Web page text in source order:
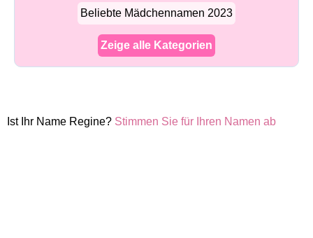
Beliebte Mädchennamen 2023
Zeige alle Kategorien
Ist Ihr Name Regine? Stimmen Sie für Ihren Namen ab